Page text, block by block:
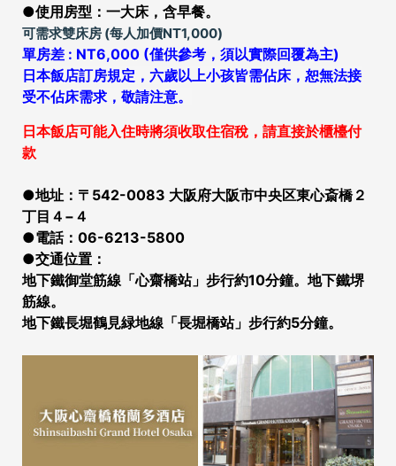
●使用房型：一大床，含早餐。
可需求雙床房 (每人加價NT1,000)
單房差 : NT6,000 (僅供參考，須以實際回覆為主)
日本飯店訂房規定，六歲以上小孩皆需佔床，恕無法接
受不佔床需求，敬請注意。
日本飯店可能入住時將須收取住宿稅，請直接於櫃檯付
款
●地址：〒542-0083 大阪府大阪市中央区東心斎橋２
丁目４−４
●電話：06-6213-5800
●交通位置：
地下鐵御堂筋線「心齋橋站」步行約10分鐘。地下鐵堺
筋線。
地下鐵長堀鶴見緑地線「長堀橋站」步行約5分鐘。